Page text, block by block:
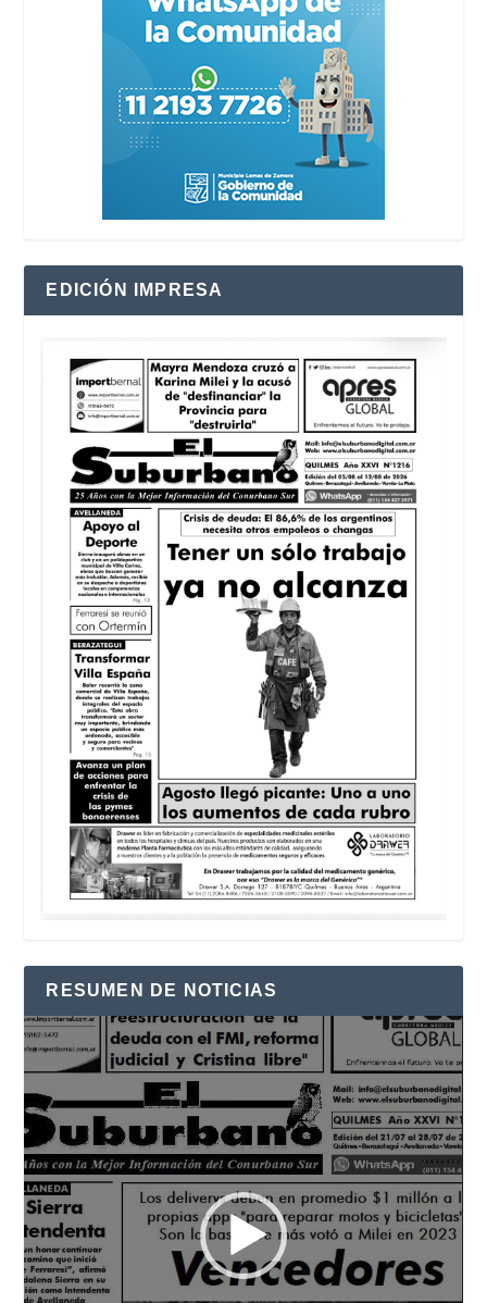
EDICIÓN IMPRESA
RESUMEN DE NOTICIAS
Reproductor
de
vídeo